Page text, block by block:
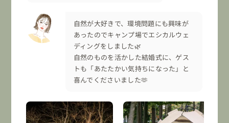
自然が大好きで、環境問題にも興味が
あったのでキャンプ場でエシカルウェ
ディングをしました🌿
自然のものを活かした結婚式に、ゲス
トも「あたたかい気持ちになった」と
喜んでくださいました🫶